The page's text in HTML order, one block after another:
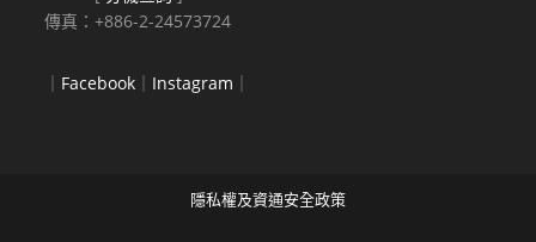
傳真：+886-2-24573724
｜ Facebook ｜ Instagram ｜
隱私權及資通安全政策